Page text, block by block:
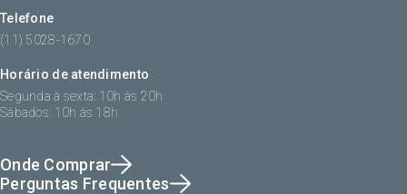
Telefone
(11) 5028-1670
Horário de atendimento
Segunda à sexta: 10h às 20h
Sábados: 10h às 18h
Onde Comprar
Perguntas Frequentes